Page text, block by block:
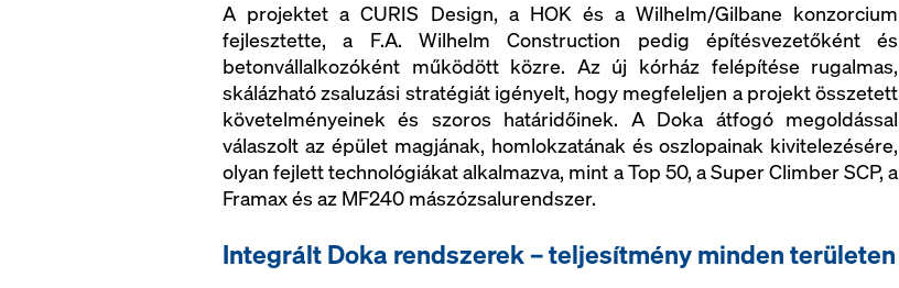
A projektet a CURIS Design, a HOK és a Wilhelm/Gilbane konzorcium
fejlesztette, a F.A. Wilhelm Construction pedig építésvezetőként és
betonvállalkozóként működött közre. Az új kórház felépítése rugalmas,
skálázható zsaluzási stratégiát igényelt, hogy megfeleljen a projekt összetett
követelményeinek és szoros határidőinek. A Doka átfogó megoldással
válaszolt az épület magjának, homlokzatának és oszlopainak kivitelezésére,
olyan fejlett technológiákat alkalmazva, mint a Top 50, a Super Climber SCP, a
Framax és az MF240 mászózsalurendszer.
Integrált Doka rendszerek – teljesítmény minden területen